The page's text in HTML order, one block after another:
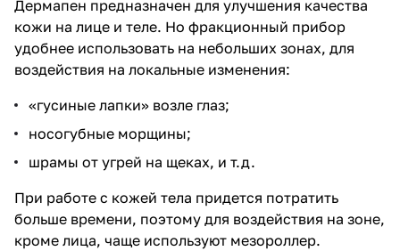
Дермапен предназначен для улучшения качества
кожи на лице и теле. Но фракционный прибор
удобнее использовать на небольших зонах, для
воздействия на локальные изменения:
«гусиные лапки» возле глаз;
носогубные морщины;
шрамы от угрей на щеках, и т.д.
При работе с кожей тела придется потратить
больше времени, поэтому для воздействия на зоне,
кроме лица, чаще используют мезороллер.